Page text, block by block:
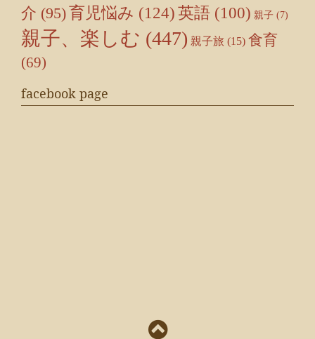
介 (95)育児悩み (124) 英語 (100) 親子 (7)
親子、楽しむ (447) 親子旅 (15) 食育
(69)
facebook page